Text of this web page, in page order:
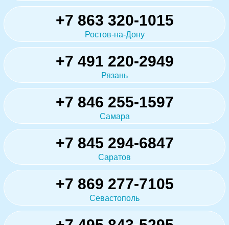
+7 863 320-1015
Ростов-на-Дону
+7 491 220-2949
Рязань
+7 846 255-1597
Самара
+7 845 294-6847
Саратов
+7 869 277-7105
Севастополь